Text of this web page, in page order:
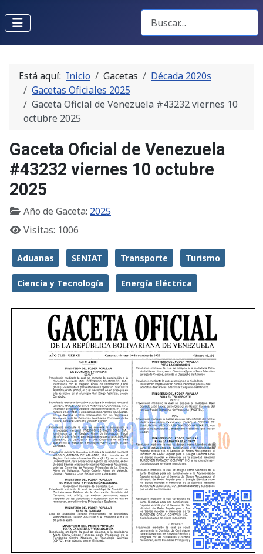
Buscar Gacetas
Está aquí: Inicio Gacetas
Década 2020s
Gacetas Oficiales 2025
Gaceta Oficial de Venezuela #43232 viernes 10
octubre 2025
Gaceta Oficial de Venezuela
#43232 viernes 10 octubre
2025
Año de Gaceta: 2025
Visitas: 1006
Aduanas SENIAT Transporte Turismo
Ciencia y Tecnología Energía Eléctrica